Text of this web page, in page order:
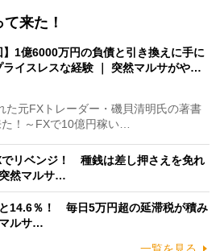
来た！
】1億6000万円の負債と引き換えに手に
ライスレスな経験 ｜ 突然マルサがや…
元FXトレーダー・磯貝清明氏の著書
た！～FXで10億円稼い…
でリベンジ！ 種銭は差し押さえを免れ
然マルサ…
と14.6％！ 毎日5万円超の延滞税が積み
ルサ…